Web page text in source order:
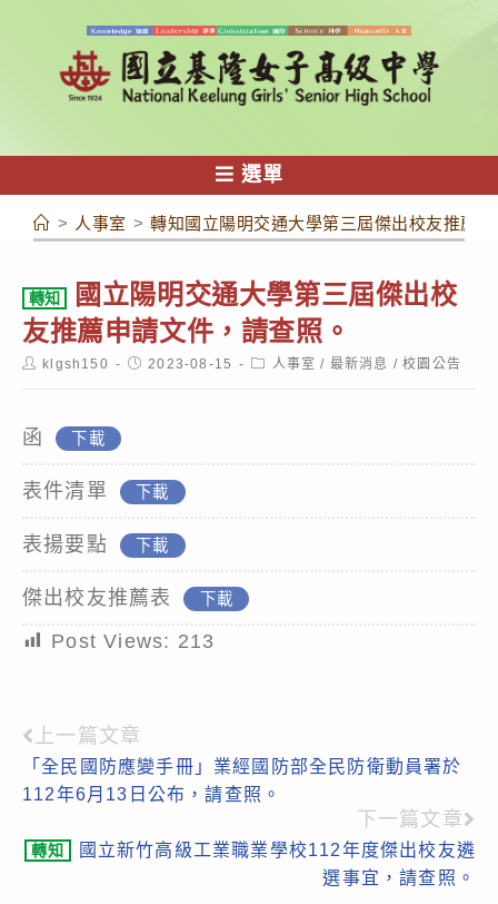
容
選單
> 人事室 > 轉知國立陽明交通大學第三屆傑出校友推薦
轉知
國立陽明交通大學第三屆傑出校
友推薦申請文件，請查照。
Postklgsh150
Post2023-08-15
Post人事室 / 最新消息 / 校園公告
函 下載
表件清單 下載
表揚要點 下載
傑出校友推薦表 下載
Post Views: 213
Read
more
上一篇文章
「全民國防應變手冊」業經國防部全民防衛動員署於
112年6月13日公布，請查照。
下一篇文章
轉知
國立新竹高級工業職業學校112年度傑出校友遴
選事宜，請查照。